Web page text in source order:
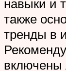
навыки и
также
тренды в
включены